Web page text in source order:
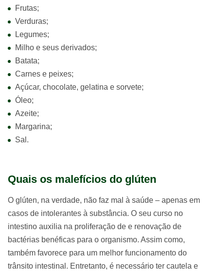
Frutas;
Verduras;
Legumes;
Milho e seus derivados;
Batata;
Carnes e peixes;
Açúcar, chocolate, gelatina e sorvete;
Óleo;
Azeite;
Margarina;
Sal.
Quais os malefícios do glúten
O glúten, na verdade, não faz mal à saúde – apenas em
casos de intolerantes à substância. O seu curso no
intestino auxilia na proliferação de e renovação de
bactérias benéficas para o organismo. Assim como,
também favorece para um melhor funcionamento do
trânsito intestinal. Entretanto, é necessário ter cautela e